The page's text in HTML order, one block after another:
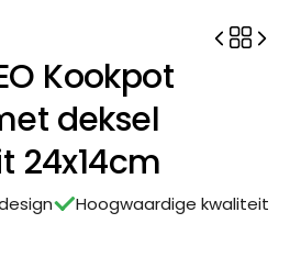
Kookpot
deksel
24x14cm
Hoogwaardige kwaliteit